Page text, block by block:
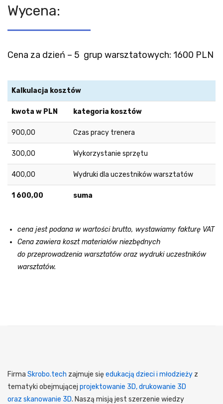
Wycena:
Cena za dzień – 5 grup warsztatowych: 1600 PLN
Kalkulacja kosztów
kwota w PLN kategoria kosztów
900,00 Czas pracy trenera
300,00 Wykorzystanie sprzętu
400,00 Wydruki dla uczestników warsztatów
1 600,00 suma
cena jest podana w wartości brutto, wystawiamy fakturę VAT
Cena zawiera koszt materiałów niezbędnych
do przeprowadzenia warsztatów oraz wydruki uczestników
warsztatów.
Firma Skrobo.tech zajmuje sięedukacją dzieci i młodzieży z
tematyki obejmującej projektowanie 3D, drukowanie 3D
oraz skanowanie 3D. Naszą misją jest szerzenie wiedzy